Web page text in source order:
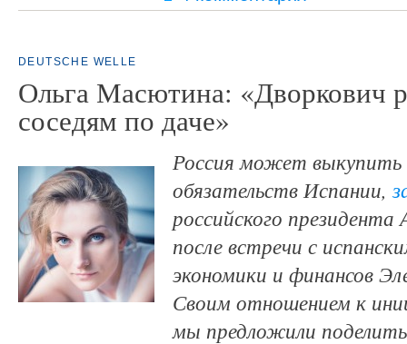
DEUTSCHE WELLE
Ольга Масютина: «Дворкович
соседям по даче»
Россия может выкупить
обязательств Испании,
российского
после встречи с
экономики и финансов
Своим отношением к
мы предложили